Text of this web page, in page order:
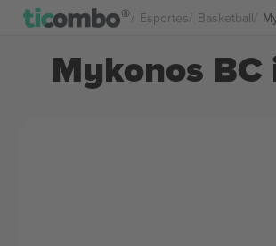
Esportes Basketball
Mykonos BC